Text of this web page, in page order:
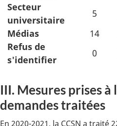
Secteur
universitaire
5
Médias
14
Refus de
s'identifier
0
III. Mesures prises à
demandes traitées
En 2020-2021, la CCSN a traité